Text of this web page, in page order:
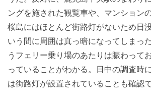
ングを施された観覧車や、マンション
桜島にはほとんど街路灯がないため日
いう間に周囲は真っ暗になってしまっ
うフェリー乗り場のあたりは賑わって
っていることがわかる。日中の調査時
は街路灯が設置されていることも確認